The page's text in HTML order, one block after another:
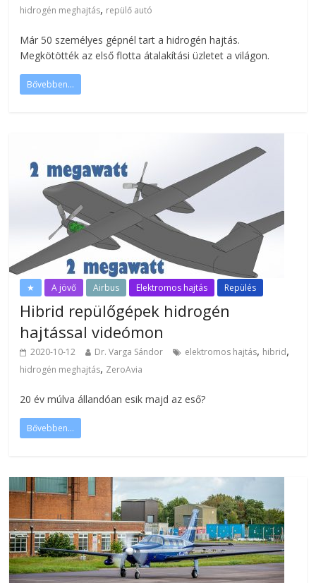
hidrogén meghajtás, repülő autó
Már 50 személyes gépnél tart a hidrogén hajtás.
Megkötötték az első flotta átalakítási üzletet a világon.
Bővebben...
★ A jövő Airbus Elektromos hajtás Repülés
Hibrid repülőgépek hidrogén
hajtással videómon
2020-10-12 Dr. Varga Sándor elektromos hajtás, hibrid,
hidrogén meghajtás, ZeroAvia
20 év múlva állandóan esik majd az eső?
Bővebben...